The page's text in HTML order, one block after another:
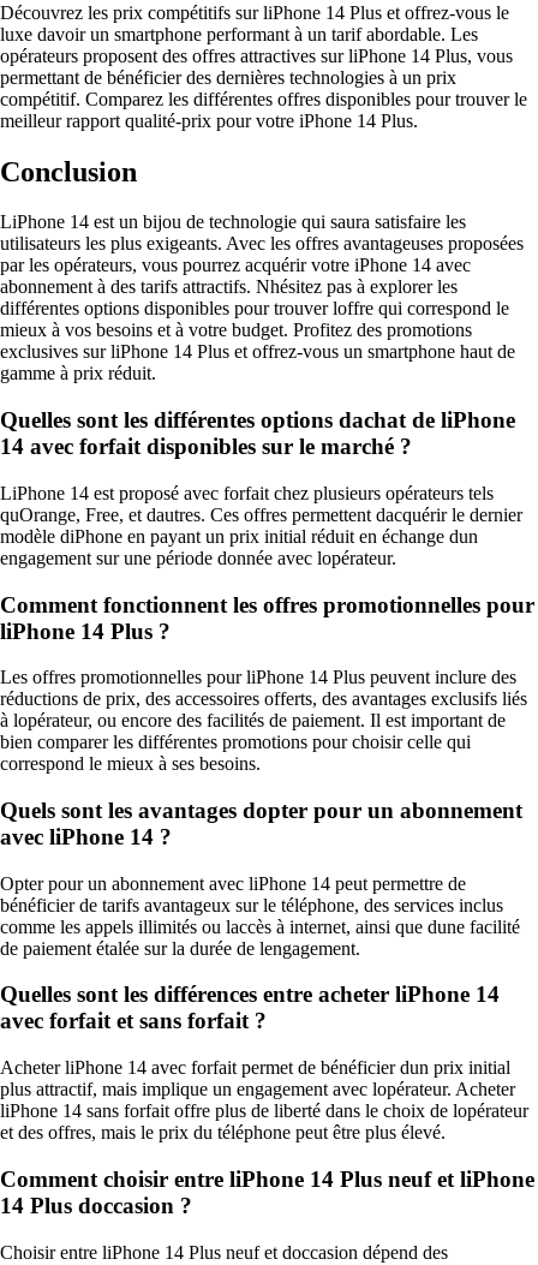
Découvrez les prix compétitifs sur liPhone 14 Plus et offrez-vous le
luxe davoir un smartphone performant à un tarif abordable. Les
opérateurs proposent des offres attractives sur liPhone 14 Plus, vous
permettant de bénéficier des dernières technologies à un prix
compétitif. Comparez les différentes offres disponibles pour trouver le
meilleur rapport qualité-prix pour votre iPhone 14 Plus.
Conclusion
LiPhone 14 est un bijou de technologie qui saura satisfaire les
utilisateurs les plus exigeants. Avec les offres avantageuses proposées
par les opérateurs, vous pourrez acquérir votre iPhone 14 avec
abonnement à des tarifs attractifs. Nhésitez pas à explorer les
différentes options disponibles pour trouver loffre qui correspond le
mieux à vos besoins et à votre budget. Profitez des promotions
exclusives sur liPhone 14 Plus et offrez-vous un smartphone haut de
gamme à prix réduit.
Quelles sont les différentes options dachat de liPhone
14 avec forfait disponibles sur le marché ?
LiPhone 14 est proposé avec forfait chez plusieurs opérateurs tels
quOrange, Free, et dautres. Ces offres permettent dacquérir le dernier
modèle diPhone en payant un prix initial réduit en échange dun
engagement sur une période donnée avec lopérateur.
Comment fonctionnent les offres promotionnelles pour
liPhone 14 Plus ?
Les offres promotionnelles pour liPhone 14 Plus peuvent inclure des
réductions de prix, des accessoires offerts, des avantages exclusifs liés
à lopérateur, ou encore des facilités de paiement. Il est important de
bien comparer les différentes promotions pour choisir celle qui
correspond le mieux à ses besoins.
Quels sont les avantages dopter pour un abonnement
avec liPhone 14 ?
Opter pour un abonnement avec liPhone 14 peut permettre de
bénéficier de tarifs avantageux sur le téléphone, des services inclus
comme les appels illimités ou laccès à internet, ainsi que dune facilité
de paiement étalée sur la durée de lengagement.
Quelles sont les différences entre acheter liPhone 14
avec forfait et sans forfait ?
Acheter liPhone 14 avec forfait permet de bénéficier dun prix initial
plus attractif, mais implique un engagement avec lopérateur. Acheter
liPhone 14 sans forfait offre plus de liberté dans le choix de lopérateur
et des offres, mais le prix du téléphone peut être plus élevé.
Comment choisir entre liPhone 14 Plus neuf et liPhone
14 Plus doccasion ?
Choisir entre liPhone 14 Plus neuf et doccasion dépend des